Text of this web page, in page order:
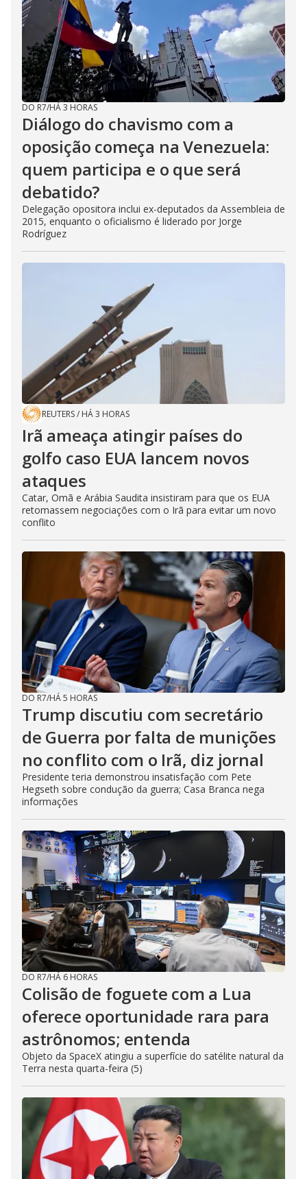
DO R7/HÁ 3 HORAS
Diálogo do chavismo com a
oposição começa na Venezuela:
quem participa e o que será
debatido?
Delegação opositora inclui ex-deputados da Assembleia de
2015, enquanto o oficialismo é liderado por Jorge
Rodríguez
REUTERS/ HÁ 3 HORAS
Irã ameaça atingir países do
golfo caso EUA lancem novos
ataques
Catar, Omã e Arábia Saudita insistiram para que os EUA
retomassem negociações com o Irã para evitar um novo
conflito
DO R7/HÁ 5 HORAS
Trump discutiu com secretário
de Guerra por falta de munições
no conflito com o Irã, diz jornal
Presidente teria demonstrou insatisfação com Pete
Hegseth sobre condução da guerra; Casa Branca nega
informações
DO R7/HÁ 6 HORAS
Colisão de foguete com a Lua
oferece oportunidade rara para
astrônomos; entenda
Objeto da SpaceX atingiu a superfície do satélite natural da
Terra nesta quarta-feira (5)